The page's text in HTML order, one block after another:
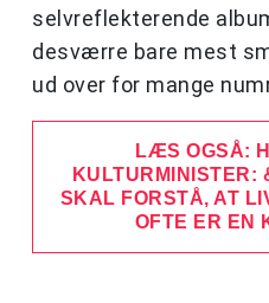
selvreflekterende
desværre bare mest
ud over for mange
LÆS OGSÅ:
KULTURMINISTER:
SKAL FORSTÅ, AT
OFTE ER EN